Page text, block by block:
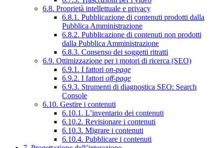
6.8. Proprietà intellettuale e privacy
6.8.1. Pubblicazione di contenuti prodotti dalla
Pubblica Amministrazione
6.8.2. Pubblicazione di contenuti non prodotti
dalla Pubblica Amministrazione
6.8.3. Consenso dei soggetti ritratti
6.9. Ottimizzazione per i motori di ricerca (SEO)
6.9.1. I fattori on-page
6.9.2. I fattori off-page
6.9.3. Strumenti di diagnostica SEO: Search
Console
6.10. Gestire i contenuti
6.10.1. L’inventario dei contenuti
6.10.2. Revisionare i contenuti
6.10.3. Migrare i contenuti
6.10.4. Pubblicare i contenuti